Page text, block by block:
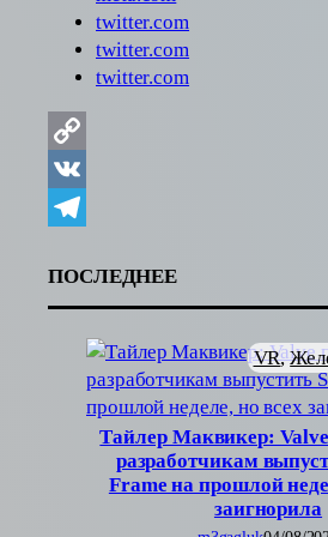
twitter.com
twitter.com
twitter.com
Copy
Link
VK
ПОСЛЕДНЕЕ
Тайлер Маквикер:
разработчикам
Frame на прошлой
заигнорила
VR,